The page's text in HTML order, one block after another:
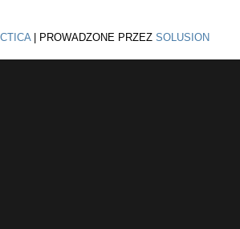
| PROWADZONE PRZEZ SOLUSION